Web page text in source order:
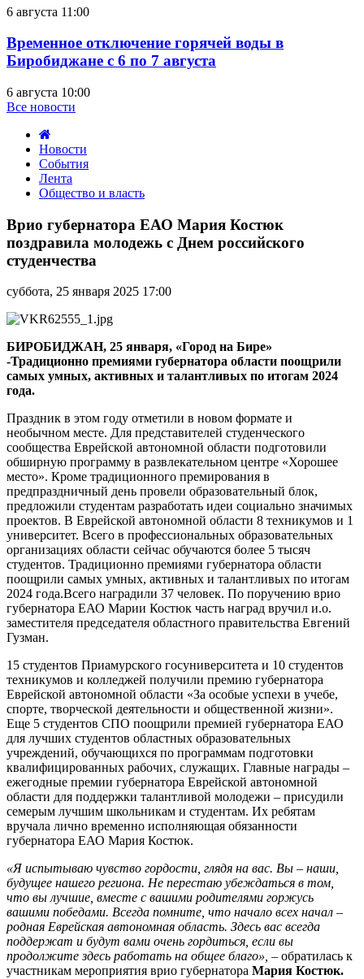
6 августа 11:00
Временное отключение горячей воды в
Биробиджане с 6 по 7 августа
6 августа 10:00
Все новости
Новости
События
Лента
Общество и власть
губернатора
ЕАО
Мария
Костюк
молодежь
Днем
студенчества
Врио губернатора ЕАО Мария Костюк
поздравила молодежь с Днем российского
студенчества
суббота, 25 января 2025 17:00
БИРОБИДЖАН, 25 января, «Город на Бире»
-Традиционно премиями губернатора области поощрили
самых умных, активных и талантливых по итогам 2024
года.
Праздник в этом году отметили в новом формате и
необычном месте. Для представителей студенческого
сообщества Еврейской автономной области подготовили
обширную программу в развлекательном центре «Хорошее
место». Кроме традиционного премирования в
предпраздничный день провели образовательный блок,
предложили студентам разработать идеи социально значимых
проектов. В Еврейской автономной области 8 техникумов и 1
университет. Всего в профессиональных образовательных
организациях области сейчас обучаются более 5 тысяч
студентов. Традиционно премиями губернатора области
поощрили самых умных, активных и талантливых по итогам
2024 года.Всего наградили 37 человек. По поручению врио
губернатора ЕАО Марии Костюк часть наград вручил и.о.
заместителя председателя областного правительства Евгений
Гузман.
15 студентов Приамурского госуниверситета и 10 студентов
техникумов и колледжей получили премию губернатора
Еврейской автономной области «За особые успехи в учебе,
спорте, творческой деятельности и общественной жизни».
Еще 5 студентов СПО поощрили премией губернатора ЕАО
для лучших студентов областных образовательных
учреждений, обучающихся по программам подготовки
квалифицированных рабочих, служащих. Главные награды –
ежегодные премии губернатора Еврейской автономной
области для поддержки талантливой молодежи – присудили
семерым лучшим школьникам и студентам. Их ребятам
вручала лично временно исполняющая обязанности
губернатора ЕАО Мария Костюк.
«Я испытываю чувство гордости, глядя на вас. Вы – наши,
будущее нашего региона. Не перестаю убеждаться в том,
что вы лучшие, вместе с вашими родителями горжусь
вашими победами. Всегда помните, что начало всех начал –
родная Еврейская автономная область. Здесь вас всегда
поддержат и будут вами очень гордиться, если вы
продолжите здесь работать на общее благо», – обратилась к
участникам мероприятия врио губернатора Мария Костюк.